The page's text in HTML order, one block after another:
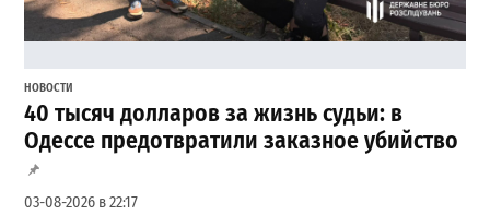
НОВОСТИ
40 тысяч долларов за жизнь судьи: в
Одессе предотвратили заказное убийство
03-08-2026 в 22:17